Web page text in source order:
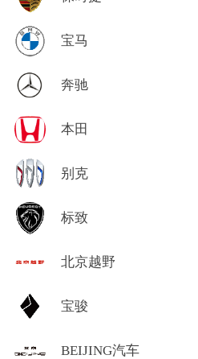
宝马
奔驰
本田
别克
标致
北京越野
宝骏
BEIJING汽车